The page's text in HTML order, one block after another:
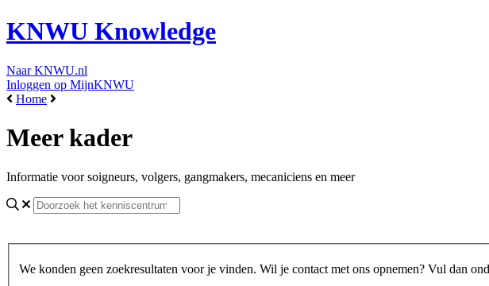
KNWU Knowledge
Naar KNWU.nl
Inloggen op MijnKNWU
Home
Meer kader
Informatie voor soigneurs, volgers, gangmakers, mecaniciens en meer
We konden geen zoekresultaten voor je vinden. Wil je contact met ons opnemen? Vul dan